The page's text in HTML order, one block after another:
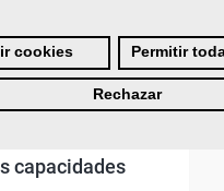
cookies Permitir
Rechazar